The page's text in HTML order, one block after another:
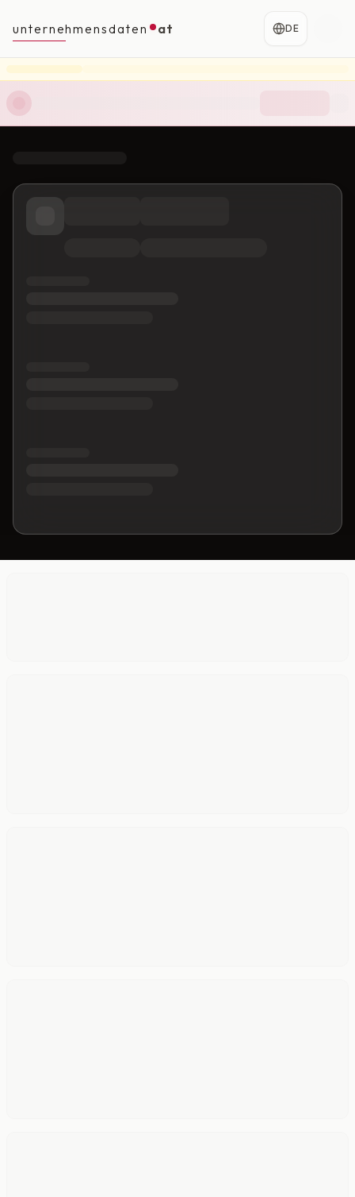
unternehmensdaten at DE